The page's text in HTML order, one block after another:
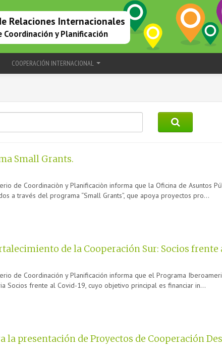
Relaciones Internacionales
Coordinación y Planificación
COOPERACIÓN INTERNACIONAL
Small Grants.
de Coordinaciòn y Planificaciòn informa que la Oficina de Asuntos
a través del programa “Small Grants”, que apoya proyectos pro...
de la Cooperación Sur: Socios frente
de Coordinación y Planificación informa que el Programa
Socios frente al Covid-19, cuyo objetivo principal es financiar in...
la presentación de Proyectos de Cooperación